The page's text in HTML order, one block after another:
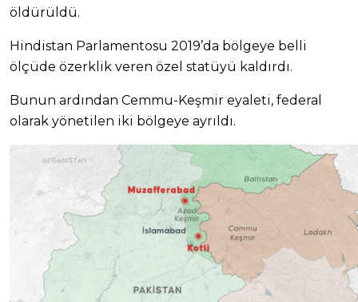
öldürüldü.
Hindistan Parlamentosu 2019’da bölgeye belli
ölçüde özerklik veren özel statüyü kaldırdı.
Bunun ardından Cemmu-Keşmir eyaleti, federal
olarak yönetilen iki bölgeye ayrıldı.